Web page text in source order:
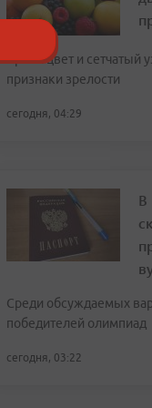
Яркий цвет и сетчатый
признаки зрелости
сегодня, 04:29
В
Среди обсуждаемых
победителей олимпиад
сегодня, 03:22